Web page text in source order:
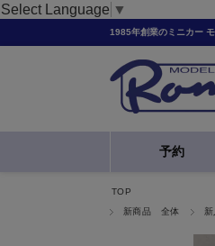
Select Language ▼
1985年創業のミニカー
予約
TOP
新商品 全体